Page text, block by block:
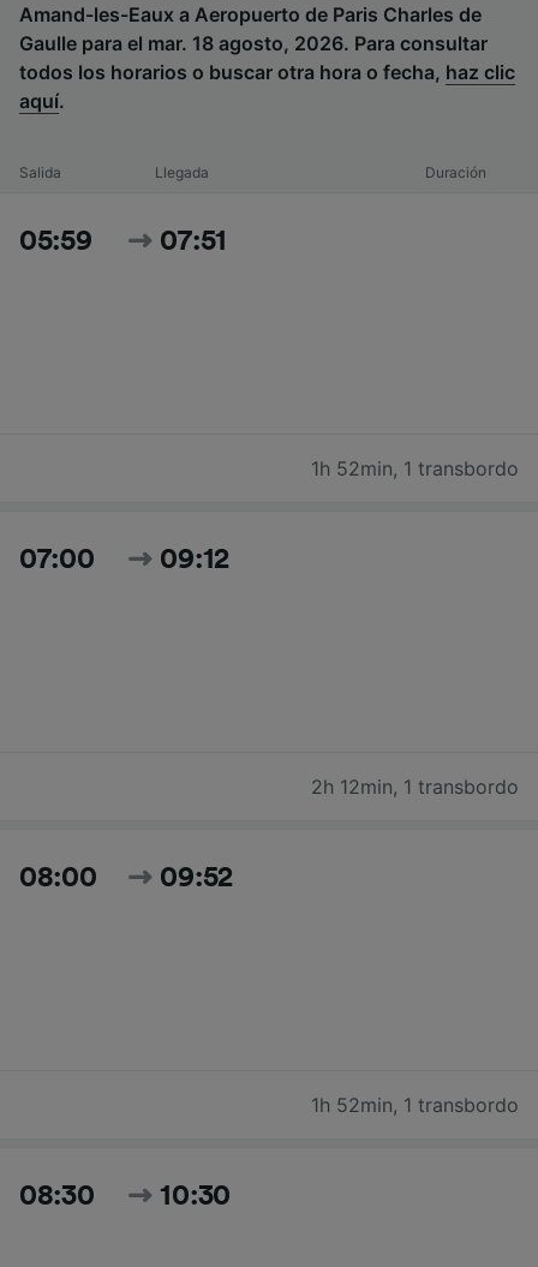
Amand-les-Eaux a Aeropuerto de Paris Charles de
Gaulle para el mar. 18 agosto, 2026. Para consultar
todos los horarios o buscar otra hora o fecha, haz clic
aquí.
Salida Llegada Duración
05:59 07:51
1h 52min, 1 transbordo
07:00 09:12
2h 12min, 1 transbordo
08:00 09:52
1h 52min, 1 transbordo
08:30 10:30